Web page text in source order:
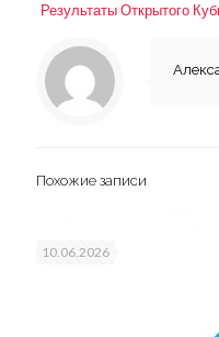
Результаты Открытого
Похожие записи
10.06.2026